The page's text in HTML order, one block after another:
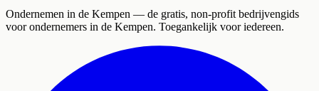
Ondernemen in de Kempen — de gratis, non-profit bedrijvengids
voor ondernemers in de Kempen. Toegankelijk voor iedereen.